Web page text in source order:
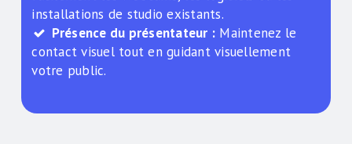
installations de studio existants.
Présence du présentateur : Maintenez le
contact visuel tout en guidant visuellement
votre public.